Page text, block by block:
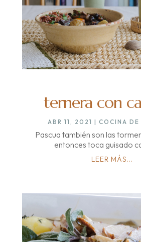
ternera con
ABR 11, 2021 |COCINA DE
Pascua también son las
entonces toca guisado
LEER MÁS...